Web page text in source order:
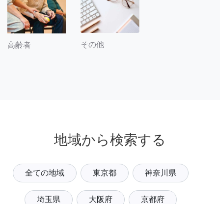
高齢者 その他
地域から検索する
全ての地域 東京都 神奈川県
埼玉県 大阪府 京都府